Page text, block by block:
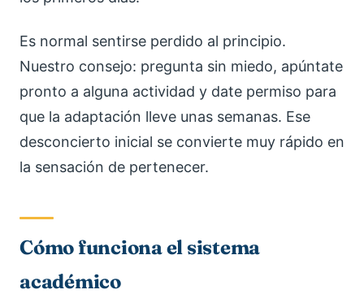
Es normal sentirse perdido al principio.
Nuestro consejo: pregunta sin miedo, apúntate
pronto a alguna actividad y date permiso para
que la adaptación lleve unas semanas. Ese
desconcierto inicial se convierte muy rápido en
la sensación de pertenecer.
Cómo funciona el sistema
académico